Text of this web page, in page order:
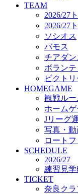
TICKET
奈良クラ
合観戦
奈良クラ
「鹿パス
観戦ル
2026/27
サポート
GOODS
オフィシ
オンラ
ACADEMY
アカデ
プロジ
コーチ&
ジュニア
ジュニア
ユース
TEAM
2026/27
2026/27
ソシオス
バモス
チアダ
ボランテ
ビクト
HOMEGAME
観戦ル
ホーム
Jリーグ
写真・
ロート
SCHEDULE
2026/27
練習見
TICKET
奈良クラ